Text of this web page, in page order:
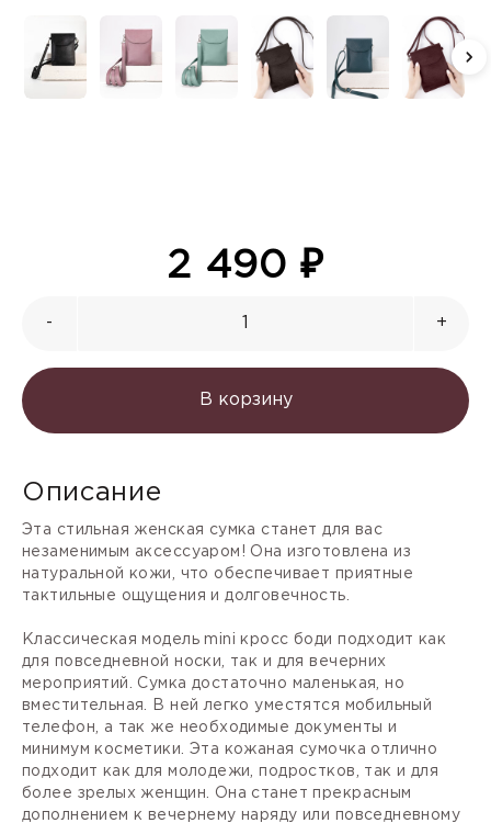
2 490 ₽
+
-
В корзину
Описание
Эта стильная женская сумка станет для вас
незаменимым аксессуаром! Она изготовлена из
натуральной кожи, что обеспечивает приятные
тактильные ощущения и долговечность.
Классическая модель mini кросс боди подходит как
для повседневной носки, так и для вечерних
мероприятий. Сумка достаточно маленькая, но
вместительная. В ней легко уместятся мобильный
телефон, а так же необходимые документы и
минимум косметики. Эта кожаная сумочка отлично
подходит как для молодежи, подростков, так и для
более зрелых женщин. Она станет прекрасным
дополнением к вечернему наряду или повседневному